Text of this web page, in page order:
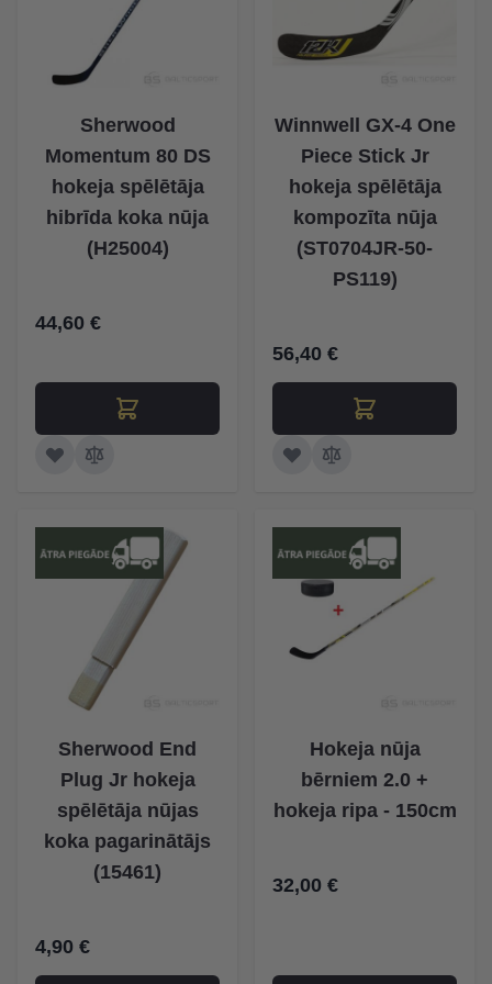
Sherwood
Momentum 80 DS
hokeja spēlētāja
hibrīda koka nūja
(H25004)
44,60 €
Winnwell GX-4 One
Piece Stick Jr
hokeja spēlētāja
kompozīta nūja
(ST0704JR-50-
PS119)
56,40 €
Sherwood End
Plug Jr hokeja
spēlētāja nūjas
koka pagarinātājs
(15461)
4,90 €
Hokeja nūja
bērniem 2.0 +
hokeja ripa - 150cm
32,00 €